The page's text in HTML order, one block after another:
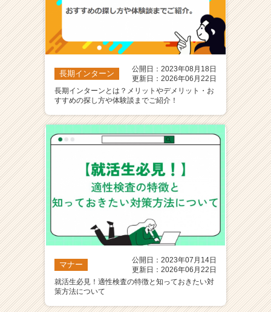
長期インターン
公開日：2023年08月18日
更新日：2026年06月22日
長期インターンとは？メリットやデメリット・お
すすめの探し方や体験談までご紹介！
マナー
公開日：2023年07月14日
更新日：2026年06月22日
就活生必見！適性検査の特徴と知っておきたい対
策方法について